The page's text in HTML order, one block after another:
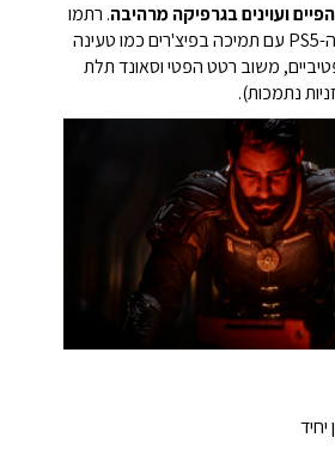
ועוינים בגרפיקה מרהיבה. רתמו
את הכוח המלא של ה-PS5 עם תמיכה בפיצ'רים כמו טעינה
משוב רטט הפטי וסאונד תלת
נתמכות).